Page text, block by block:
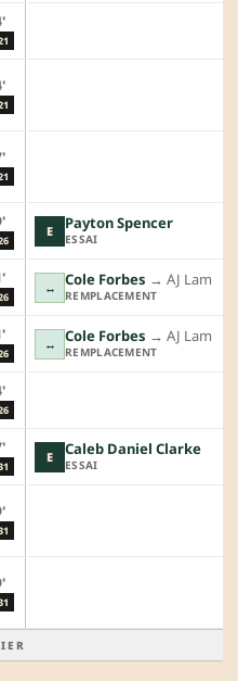
E Payton Spencer
ESSAI
↔ Cole Forbes →︎ AJ Lam
REMPLACEMENT
↔ Cole Forbes →︎ AJ Lam
REMPLACEMENT
E Caleb Daniel Clarke
ESSAI